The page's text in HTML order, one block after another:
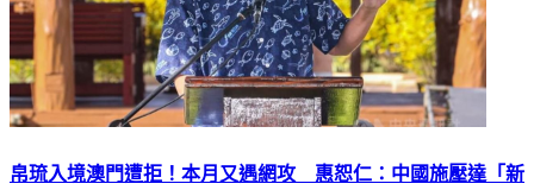
帛琉入境澳門遭拒！本月又遇網攻 惠恕仁：中國施壓達「新